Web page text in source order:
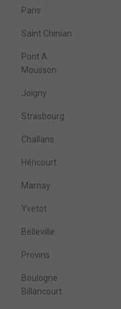
Paris
Saint Chinian
Pont A
Mousson
Joigny
Strasbourg
Challans
Héricourt
Marnay
Yvetot
Belleville
Provins
Boulogne
Billancourt